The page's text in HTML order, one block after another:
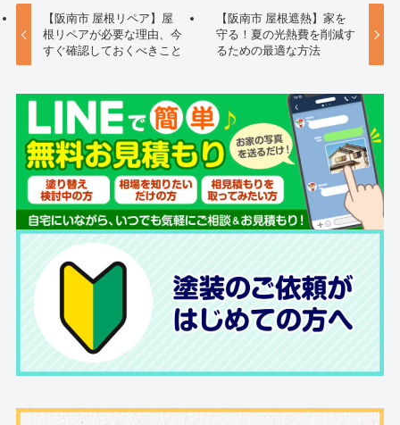
【阪南市 屋根リペア】屋
根リペアが必要な理由、今
すぐ確認しておくべきこと
【阪南市 屋根遮熱】家を
守る！夏の光熱費を削減す
るための最適な方法